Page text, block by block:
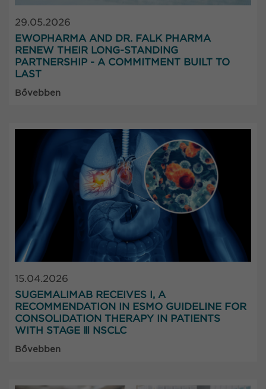
29.05.2026
EWOPHARMA AND DR. FALK PHARMA
RENEW THEIR LONG-STANDING
PARTNERSHIP - A COMMITMENT BUILT TO
LAST
Bővebben
15.04.2026
SUGEMALIMAB RECEIVES I, A
RECOMMENDATION IN ESMO GUIDELINE FOR
CONSOLIDATION THERAPY IN PATIENTS
WITH STAGE Ⅲ NSCLC
Bővebben